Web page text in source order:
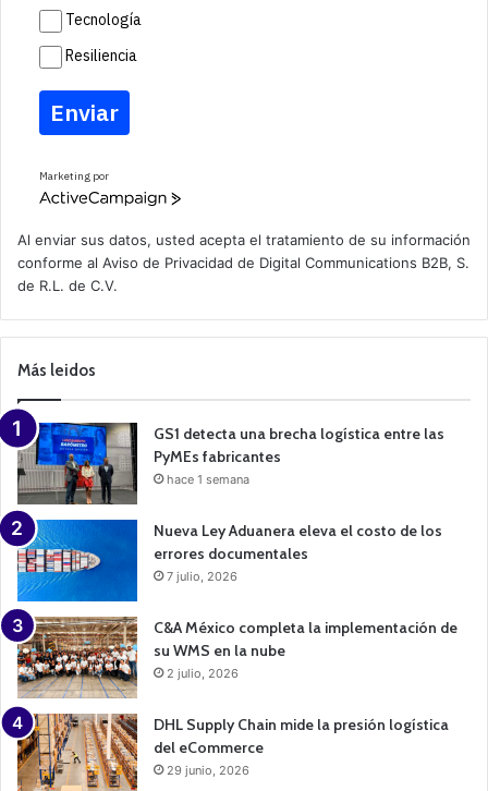
Tecnología
Resiliencia
Enviar
Marketing por
A
v
e
a
m
a
n
Al enviar sus datos, usted acepta el tratamiento de su información
conforme al Aviso de Privacidad de Digital Communications B2B, S.
de R.L. de C.V.
Más leidos
GS1 detecta una brecha logística entre las
PyMEs fabricantes
hace 1 semana
Nueva Ley Aduanera eleva el costo de los
errores documentales
7 julio, 2026
C&A México completa la implementación de
su WMS en la nube
2 julio, 2026
DHL Supply Chain mide la presión logística
del eCommerce
29 junio, 2026